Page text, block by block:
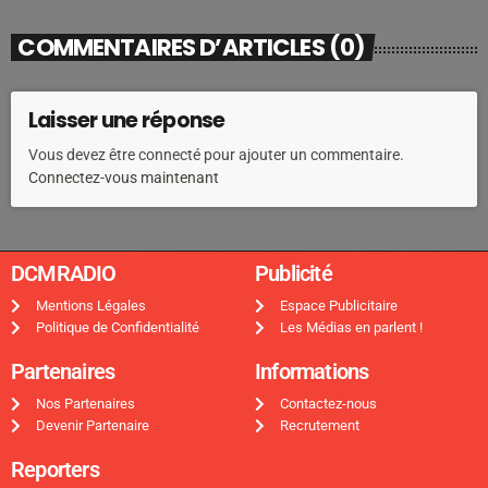
COMMENTAIRES D’ARTICLES (0)
Laisser une réponse
Vous devez être connecté pour ajouter un commentaire.
Connectez-vous maintenant
DCMRADIO​
Mentions Légales
Politique de Confidentialité
Publicité ​
Espace Publicitaire
Les Médias en parlent !
Partenaires
Nos Partenaires
Devenir Partenaire
Informations
Contactez-nous
Recrutement
Reporters